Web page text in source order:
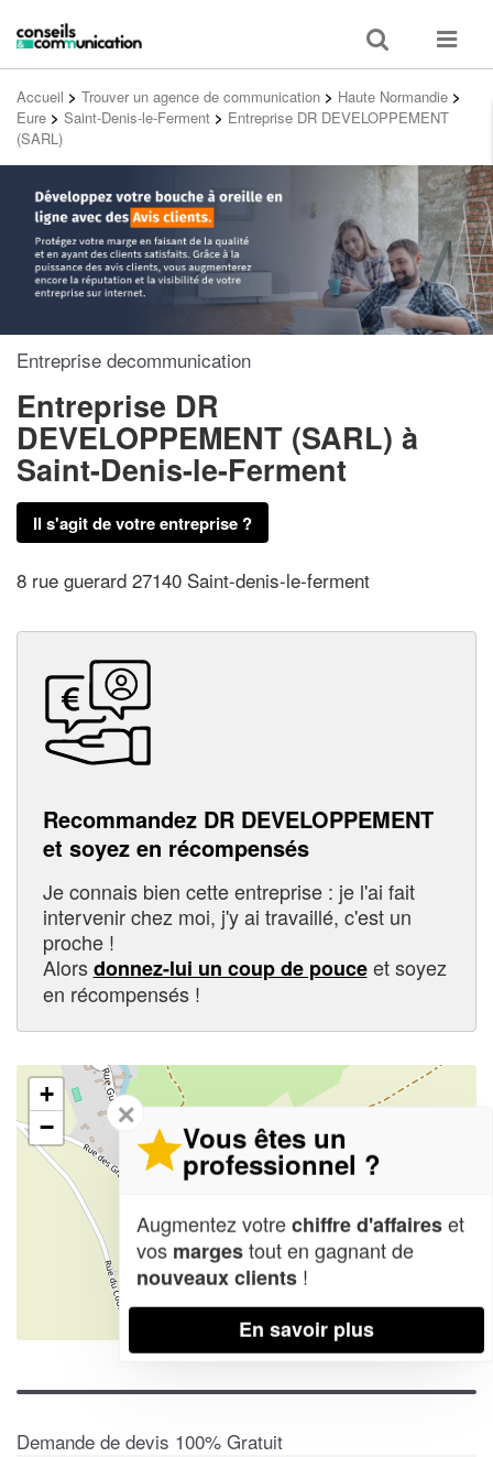
Toggle
search
Toggle
Accueil > Trouver un agence de communication > Haute Normandie >
Eure > Saint-Denis-le-Ferment > Entreprise DR DEVELOPPEMENT
(SARL)
Entreprise decommunication
Entreprise DR
DEVELOPPEMENT (SARL) à
Saint-Denis-le-Ferment
Il s'agit de votre entreprise ?
8 rue guerard 27140 Saint-denis-le-ferment
Recommandez DR DEVELOPPEMENT
et soyez en récompensés
Je connais bien cette entreprise : je l'ai fait
intervenir chez moi, j'y ai travaillé, c'est un
proche !
Alorsdonnez-lui un coup de pouceet soyez
en récompensés !
+
−
| Map data ©OpenStreetMap contributors,
Demande de devis 100% Gratuit
✕
Vous êtes un
professionnel ?
Augmentez votrechiffre d'affaireset
vos margestout en gagnant de
nouveaux clients !
En savoir plus